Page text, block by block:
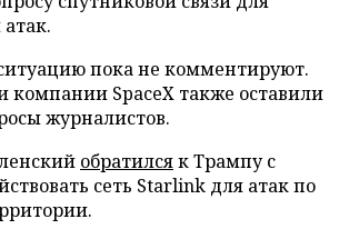
пока не комментируют.
компании SpaceX также оставили
журналистов.
обратилсяк Трампу с
сеть Starlink для атак по